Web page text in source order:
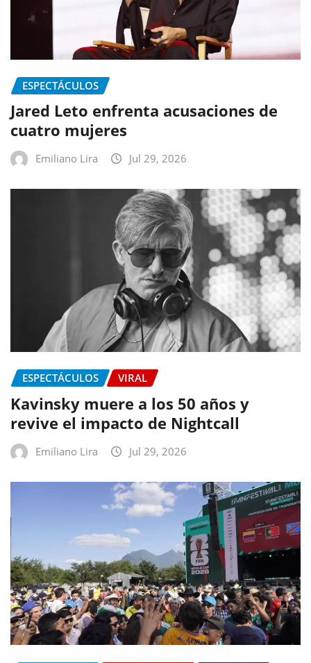
ESPECTÁCULOS
Jared Leto enfrenta acusaciones de
cuatro mujeres
Emiliano Lira Jul 29, 2026
ESPECTÁCULOS VIRAL
Kavinsky muere a los 50 años y
revive el impacto de Nightcall
Emiliano Lira Jul 29, 2026